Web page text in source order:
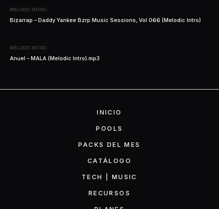
MELODIC INTRO
Bizarrap – Daddy Yankee Bzrp Music Sessions, Vol 066 (Melodic Intro)
MELODIC INTRO
Anuel – MALA (Melodic Intro).mp3
INICIO
POOLS
PACKS DEL MES
CATÁLOGO
TECH | MUSIC
RECURSOS